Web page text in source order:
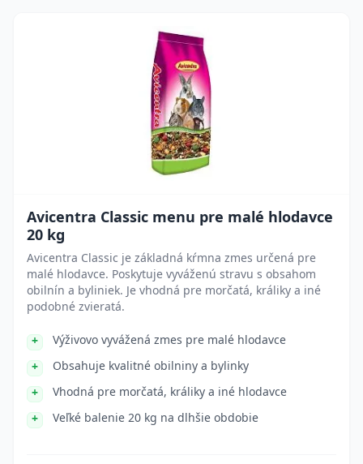
Avicentra Classic menu pre malé hlodavce
20 kg
Avicentra Classic je základná kŕmna zmes určená pre
malé hlodavce. Poskytuje vyváženú stravu s obsahom
obilnín a byliniek. Je vhodná pre morčatá, králiky a iné
podobné zvieratá.
Výživovo vyvážená zmes pre malé hlodavce
Obsahuje kvalitné obilniny a bylinky
Vhodná pre morčatá, králiky a iné hlodavce
Veľké balenie 20 kg na dlhšie obdobie